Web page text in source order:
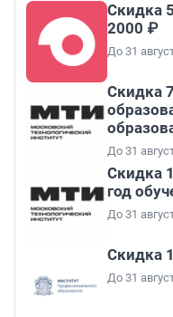
Скидка
2000 ₽
До 31
Скидка
До 31
Скидка
год
До 31
Скидка
До 31